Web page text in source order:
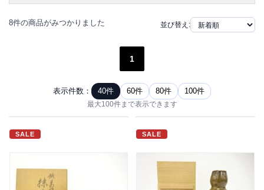
8件の商品がみつかりました 並び替え:
1
表示件数： 40件 60件 80件 100件
最大100件まで表示できます
SALE SALE